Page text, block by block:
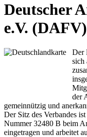
Deutscher
e.V. (DAFV)
Der
sich
der
gemeinnützig und
Der Sitz des Verbandes
Nummer 32480 B beim
eingetragen und arbeitet